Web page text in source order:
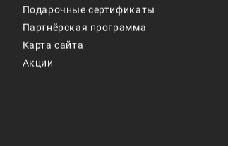
Подарочные сертификаты
Партнёрская программа
Карта сайта
Акции